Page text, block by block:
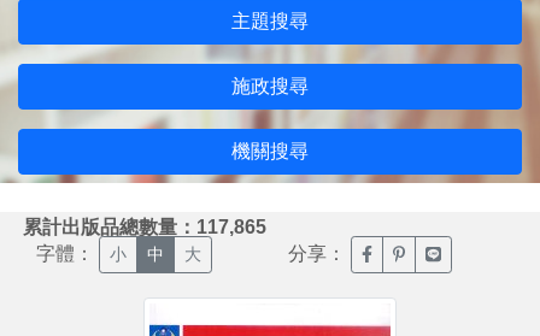
主題搜尋
施政搜尋
機關搜尋
累計出版品總數量：117,865
字體： 小 中 大 分享： 臉書分享(另開新視窗)
噗浪分享(另開新
Line分享(另